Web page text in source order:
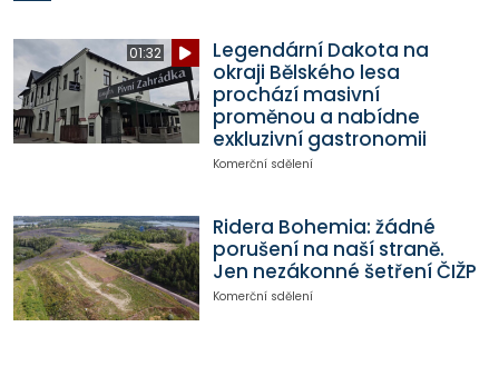
01:32
Legendární Dakota na
okraji Bělského lesa
prochází masivní
proměnou a nabídne
exkluzivní gastronomii
Komerční sdělení
Ridera Bohemia: žádné
porušení na naší straně.
Jen nezákonné šetření ČIŽP
Komerční sdělení